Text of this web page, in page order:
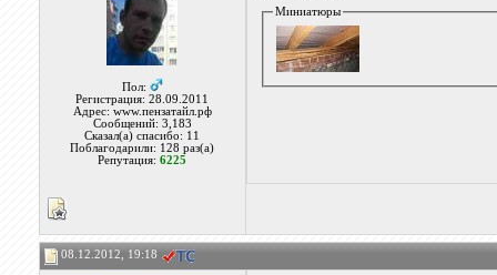
Пол:
Регистрация: 28.09.2011
Адрес: www.пензатайл.рф
Сообщений: 3,183
Сказал(а) спасибо: 11
Поблагодарили: 128 раз(а)
Репутация:6225
Миниатюры
08.12.2012, 19:18